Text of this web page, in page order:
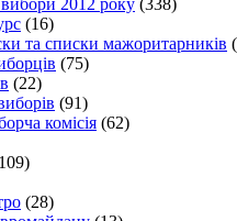
(16)
та списки мажоритарників
(75)
(22)
(91)
комісія (62)
(28)